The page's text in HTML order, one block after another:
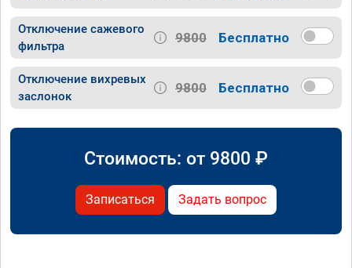
Отключение сажевого
фильтра
9800 Бесплатно
Отключение вихревых
заслонок
9800 Бесплатно
Стоимость: от 9800 ₽
Записаться Задать вопрос